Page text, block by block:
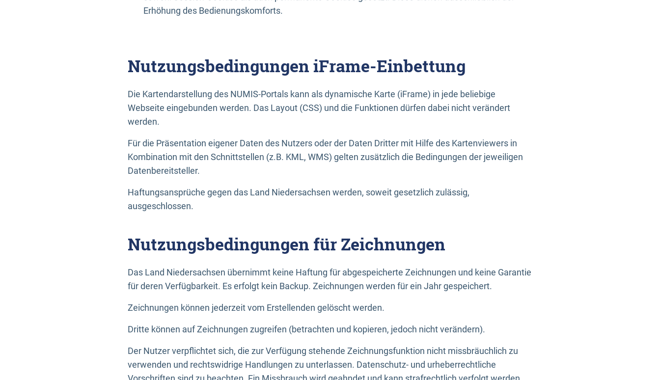
Erhöhung des Bedienungskomforts.
Nutzungsbedingungen iFrame-Einbettung
Die Kartendarstellung des NUMIS-Portals kann als dynamische Karte (iFrame) in jede beliebige
Webseite eingebunden werden. Das Layout (CSS) und die Funktionen dürfen dabei nicht verändert
werden.
Für die Präsentation eigener Daten des Nutzers oder der Daten Dritter mit Hilfe des Kartenviewers in
Kombination mit den Schnittstellen (z.B. KML, WMS) gelten zusätzlich die Bedingungen der jeweiligen
Datenbereitsteller.
Haftungsansprüche gegen das Land Niedersachsen werden, soweit gesetzlich zulässig,
ausgeschlossen.
Nutzungsbedingungen für Zeichnungen
Das Land Niedersachsen übernimmt keine Haftung für abgespeicherte Zeichnungen und keine Garantie
für deren Verfügbarkeit. Es erfolgt kein Backup. Zeichnungen werden für ein Jahr gespeichert.
Zeichnungen können jederzeit vom Erstellenden gelöscht werden.
Dritte können auf Zeichnungen zugreifen (betrachten und kopieren, jedoch nicht verändern).
Der Nutzer verpflichtet sich, die zur Verfügung stehende Zeichnungsfunktion nicht missbräuchlich zu
verwenden und rechtswidrige Handlungen zu unterlassen. Datenschutz- und urheberrechtliche